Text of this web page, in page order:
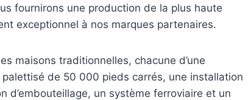
fournirons une production de la plus haute
exceptionnel à nos marques partenaires.
maisons traditionnelles, chacune d’une
de 50 000 pieds carrés, une installation
d’embouteillage, un système ferroviaire et un